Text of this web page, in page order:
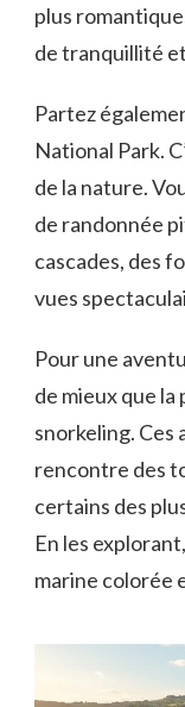
plus
de tranquillité
Partez
National Park.
de la nature.
de randonnée
cascades, des
vues
Pour une
de mieux que la
snorkeling. Ces
rencontre des
certains des
En les
marine colorée